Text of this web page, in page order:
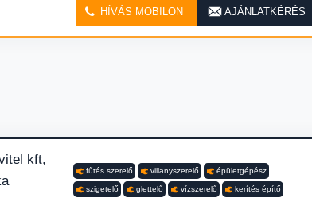
HÍVÁS MOBILON AJÁNLATKÉRÉS
fűtés szerelő villanyszerelő épületgépész
szigetelő glettelő vízszerelő kerítés építő